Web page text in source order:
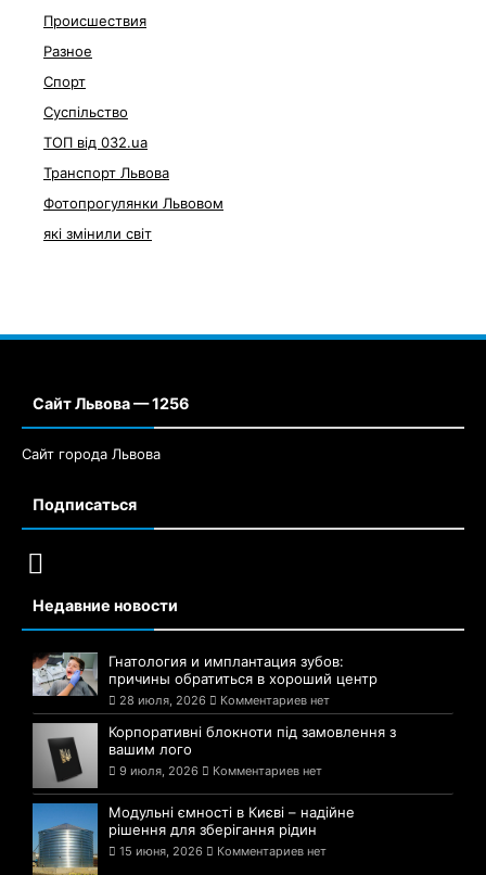
Происшествия
Разное
Спорт
Суспільство
ТОП від 032.ua
Транспорт Львова
Фотопрогулянки Львовом
які змінили світ
Сайт Львова — 1256
Сайт города Львова
Подписаться
Недавние новости
Гнатология и имплантация зубов:
причины обратиться в хороший центр
28 июля, 2026 Комментариев нет
Корпоративні блокноти під замовлення з
вашим лого
9 июля, 2026 Комментариев нет
Модульні ємності в Києві – надійне
рішення для зберігання рідин
15 июня, 2026 Комментариев нет